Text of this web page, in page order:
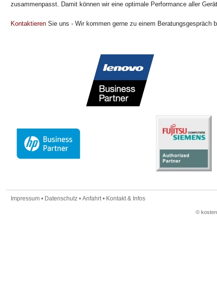
zusammenpasst. Damit können wir eine optimale Performance aller
Kontaktieren Sie uns - Wir kommen gerne zu einem Beratungsgespräch
Impressum • Datenschutz • Anfahrt• Kontakt & Infos
©